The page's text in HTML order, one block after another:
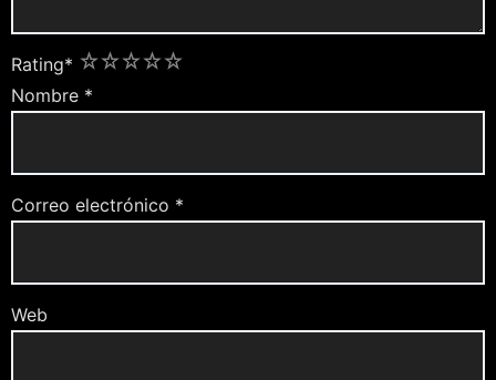
Rating* 5
4
3
2
1
Nombre *
Correo electrónico *
Web